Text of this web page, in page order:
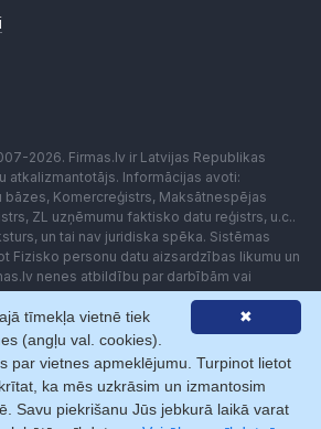
2026. Firmas.lv ir Latvijas Republikas
atkalizmantotājs. Informācijas avoti:
bāzes, Komercreģistrs, Maksātnespējas
ZL uzņēmumu faktisko datu reģistrs, u.c..
un tai nav juridiska spēka. Sistēmas
Fizisko personu datu aizsardzības likumu un
nenes atbildību par darbībām vai
saņemto pakalpojumu. Lietotājam aizliegts
sistēmas vai iekārtas (robotus)
saskaņošanas ar Firmas.lv. Galvenā
politika Norēķini ar
✖
tīmekļa vietnē tiek
(angļu val. cookies).
par vietnes apmeklējumu. Turpinot lietot
ka mēs uzkrāsim un izmantosim
Savu piekrišanu Jūs jebkurā laikā varat